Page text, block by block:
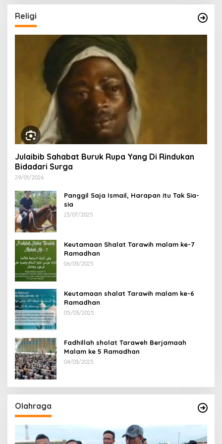
Religi
Julaibib Sahabat Buruk Rupa Yang Di Rindukan
Bidadari Surga
29/01/2026
Panggil Saja Ismail, Harapan itu Tak Sia-
sia
23/07/2025
Keutamaan Shalat Tarawih malam ke-7
Ramadhan
06/03/2025
Keutamaan shalat Tarawih malam ke-6
Ramadhan
05/03/2025
Fadhillah sholat Taraweh Berjamaah
Malam ke 5 Ramadhan
04/03/2025
Olahraga